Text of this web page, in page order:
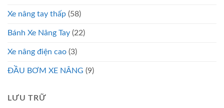
Xe nâng tay thấp (58)
Bánh Xe Nâng Tay (22)
Xe nâng điện cao (3)
ĐẦU BƠM XE NÂNG (9)
LƯU TRỮ